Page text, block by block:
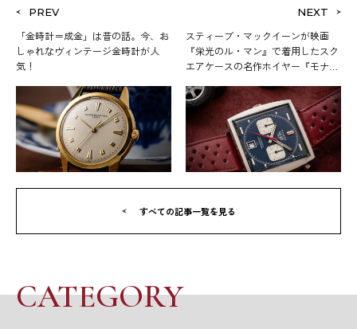
CATEGORY
PREV
「金時計＝成金」は昔の話。今、お
しゃれなヴィンテージ金時計が人
気！
NEXT
スティーブ・マックイーンが映画
『栄光のル・マン』で着用したスク
エアケースの名作ホイヤー『モナ
すべての記事一覧を見る